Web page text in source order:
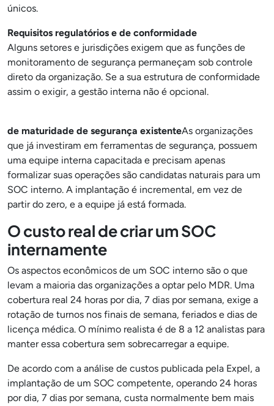
únicos.
Requisitos regulatórios e de conformidade
Alguns setores e jurisdições exigem que as funções de
monitoramento de segurança permaneçam sob controle
direto da organização. Se a sua estrutura de conformidade
assim o exigir, a gestão interna não é opcional.
de maturidade de segurança existenteAs organizações
que já investiram em ferramentas de segurança, possuem
uma equipe interna capacitada e precisam apenas
formalizar suas operações são candidatas naturais para um
SOC interno. A implantação é incremental, em vez de
partir do zero, e a equipe já está formada.
O custo real de criar um SOC
internamente
Os aspectos econômicos de um SOC interno são o que
levam a maioria das organizações a optar pelo MDR. Uma
cobertura real 24 horas por dia, 7 dias por semana, exige a
rotação de turnos nos finais de semana, feriados e dias de
licença médica. O mínimo realista é de 8 a 12 analistas para
manter essa cobertura sem sobrecarregar a equipe.
De acordo com a análise de custos publicada pela Expel, a
implantação de um SOC competente, operando 24 horas
por dia, 7 dias por semana, custa normalmente bem mais